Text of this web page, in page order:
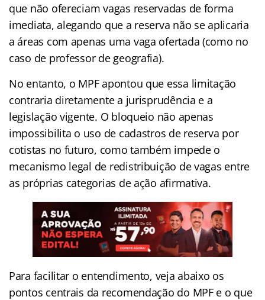
que não ofereciam vagas reservadas de forma
imediata, alegando que a reserva não se aplicaria
a áreas com apenas uma vaga ofertada (como no
caso de professor de geografia).
No entanto, o MPF apontou que essa limitação
contraria diretamente a jurisprudência e a
legislação vigente. O bloqueio não apenas
impossibilita o uso de cadastros de reserva por
cotistas no futuro, como também impede o
mecanismo legal de redistribuição de vagas entre
as próprias categorias de ação afirmativa.
Para facilitar o entendimento, veja abaixo os
pontos centrais da recomendação do MPF e o que